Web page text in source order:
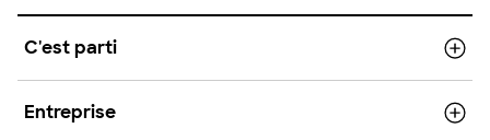
C'est parti
Entreprise